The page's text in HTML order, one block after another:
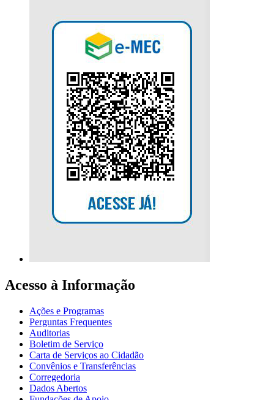
Acesso à Informação
Ações e Programas
Perguntas Frequentes
Auditorias
Boletim de Serviço
Carta de Serviços ao Cidadão
Convênios e Transferências
Corregedoria
Dados Abertos